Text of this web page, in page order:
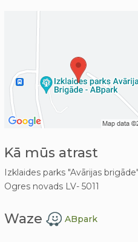
Kā mūs atrast
Izklaides parks "Avārijas
Ogres novads LV- 5011
Waze ABpark